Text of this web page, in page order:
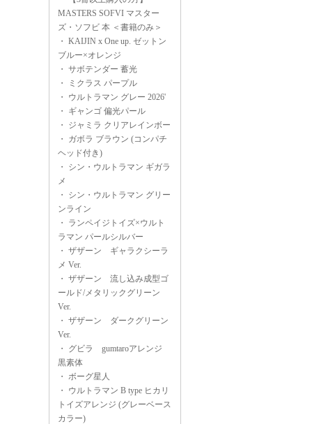
MASTERS SOFVI マスター
ズ・ソフビ 本 ＜書籍のみ＞
・ KAIJIN x One up. ゼットン
ブルー×オレンジ
・ サボテンダー 蓄光
・
ミクラス パープル
・ ウルトラマン グレー 2026'
・ ギャンゴ 偏光パール
・ ジャミラ クリアレインボー
・ ガボラ ブラウン (コンパチ
ヘッド付き)
・ シン・ウルトラマン ギガラ
メ
・ シン・ウルトラマン グリー
ンライン
・ ランペイジトイズ×ウルト
ラマン パールシルバー
・ ザザーン ギャラクシーラ
メ Ver.
・ ザザーン 流し込み成型ゴ
ールド/メタリックグリーン
Ver.
・ ザザーン ダークグリーン
Ver.
・ グビラ gumtaroアレンジ
黒素体
・ ボーグ星人
・ ウルトラマン B type ヒカリ
トイズアレンジ (グレーベース
カラー)